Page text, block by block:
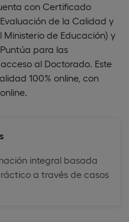
con Certificado
de la Calidad y
de Educación) y
para las
al Doctorado. Este
100% online, con
integral basada
a través de casos